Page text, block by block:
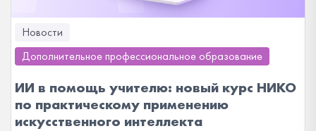
Новости
Дополнительное профессиональное образование
ИИ в помощь учителю: новый курс НИКО
по практическому применению
искусственного интеллекта